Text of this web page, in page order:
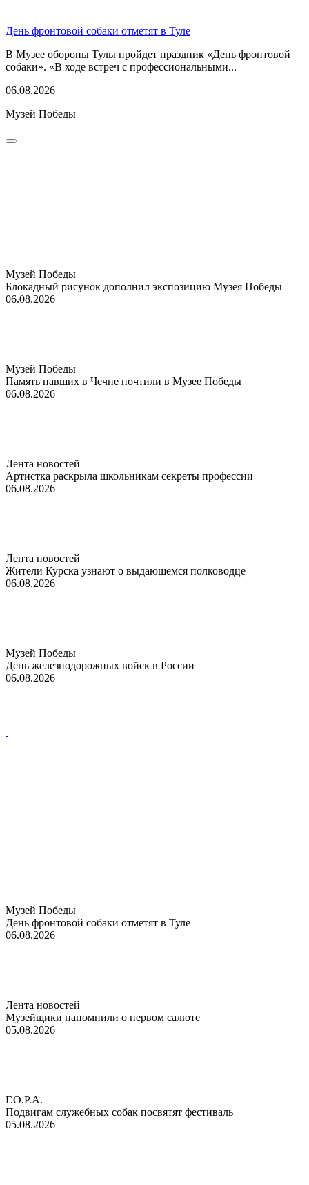
День фронтовой собаки отметят в Туле
В Музее обороны Тулы пройдет праздник «День фронтовой
собаки». «В ходе встреч с профессиональными...
06.08.2026
Музей Победы
Музей Победы
Блокадный рисунок дополнил экспозицию Музея Победы
06.08.2026
Музей Победы
Память павших в Чечне почтили в Музее Победы
06.08.2026
Лента новостей
Артистка раскрыла школьникам секреты профессии
06.08.2026
Лента новостей
Жители Курска узнают о выдающемся полководце
06.08.2026
Музей Победы
День железнодорожных войск в России
06.08.2026
Музей Победы
День фронтовой собаки отметят в Туле
06.08.2026
Лента новостей
Музейщики напомнили о первом салюте
05.08.2026
Г.О.Р.А.
Подвигам служебных собак посвятят фестиваль
05.08.2026